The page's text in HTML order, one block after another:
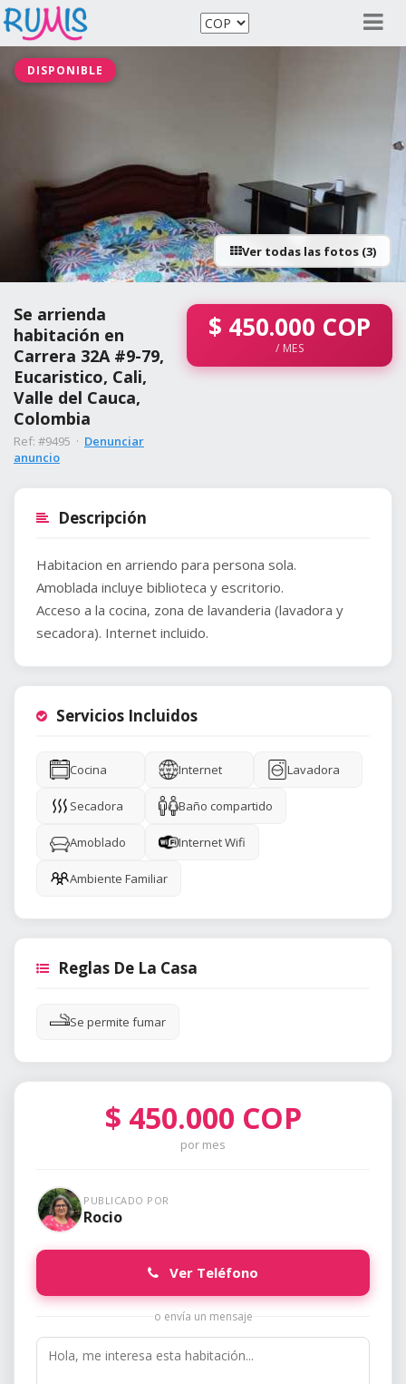
DISPONIBLE
Ver todas las fotos (3)
Se arrienda
habitación en
Carrera 32A #9-79,
Eucaristico, Cali,
Valle del Cauca,
Colombia
Ref: #9495 · Denunciar
anuncio
$ 450.000 COP
/ MES
Descripción
Habitacion en arriendo para persona sola.
Amoblada incluye biblioteca y escritorio.
Acceso a la cocina, zona de lavanderia (lavadora y
secadora). Internet incluido.
Servicios Incluidos
Cocina Internet Lavadora
Secadora Baño compartido
Amoblado Internet Wifi
Ambiente Familiar
Reglas De La Casa
Se permite fumar
$ 450.000 COP
por mes
PUBLICADO POR
Rocio
Ver Teléfono
o envía un mensaje